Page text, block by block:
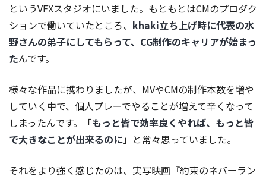
というVFXスタジオにいました。もともとはCMのプロダク
ションで働いていたところ、 khaki立ち上げ時に代表の水
野さんの弟子にしてもらって、CG制作のキャリアが始まっ
たんです。
様々な作品に携わりましたが、MVやCMの制作本数を増や
していく中で、個人プレーでやることが増えて辛くなって
しまったんです。「もっと皆で効率良くやれば、もっと皆
で大きなことが出来るのに」と常々思っていました。
それをより強く感じたのは、実写映画『約束のネバーラン